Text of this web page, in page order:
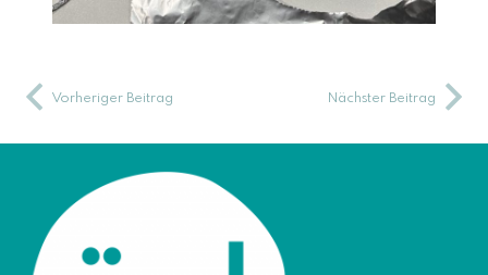
Vorheriger Beitrag Nächster Beitrag